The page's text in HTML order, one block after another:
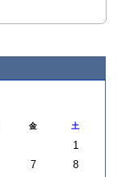
金 土
1
7
8